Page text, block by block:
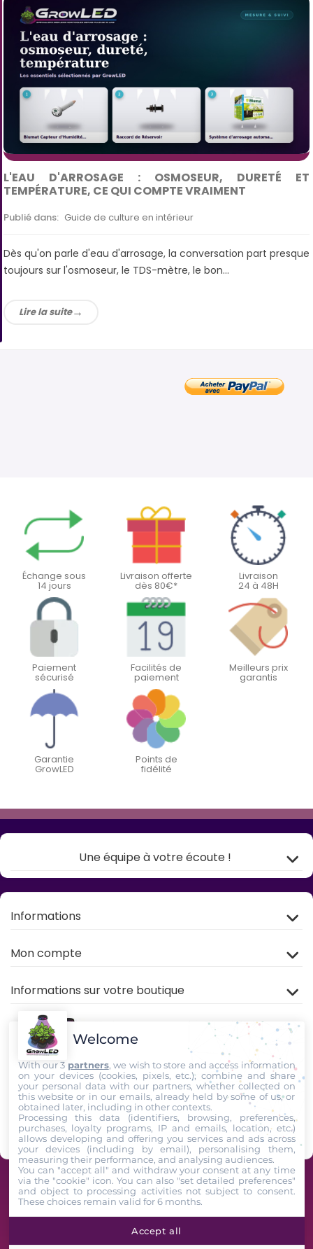
L'EAU D'ARROSAGE : OSMOSEUR, DURETÉ ET
TEMPÉRATURE, CE QUI COMPTE VRAIMENT
Publié dans: Guide de culture en intérieur
Dès qu'on parle d'eau d'arrosage, la conversation part presque
toujours sur l'osmoseur, le TDS-mètre, le bon...
Lire la suite
Échange sous
14 jours
Livraison offerte
dès 80€*
Livraison
24 à 48H
Paiement
sécurisé
Facilités de
paiement
Meilleurs prix
garantis
Garantie
GrowLED
Points de
fidélité
Une équipe à votre écoute !
Informations
Mon compte
Informations sur votre boutique
Rejoignez nous surTIKTOK,Youtube etFacebook!
Suivez-Nous
GrowLED - Équipe de passionnés horticoles à votre service depuis 2009 -
2026. All Rights Reserved
Welcome
With our 3 partners, we wish to store and access information
on your devices (cookies, pixels, etc.), combine and share
your personal data with our partners, whether collected on
this website or in our emails, already held by some of us, or
obtained later, including in other contexts.
Processing this data (identifiers, browsing, preferences,
purchases, loyalty programs, IP and emails, location, etc.)
allows developing and offering you services and ads across
your devices (including by email), personalising them,
measuring their performance, and analysing audiences.
You can "accept all" and withdraw your consent at any time
via the "cookie" icon. You can also "set detailed preferences"
and object to processing activities not subject to consent.
These choices remain valid for 6 months.
Accept all